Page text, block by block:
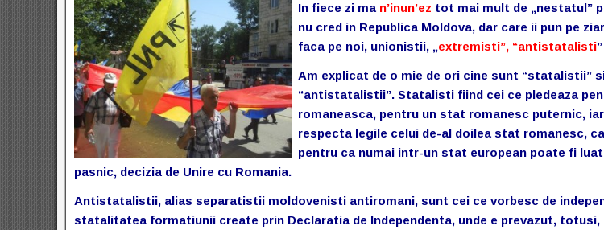
In fiece zi ma n’inun’ez tot mai mult de „nestatul”
nu cred in Republica Moldova, dar care ii pun pe
faca pe noi, unionistii, „extremisti”, “antistatalisti
Am explicat de o mie de ori cine sunt “statalistii”
“antistatalistii”. Statalisti fiind cei ce pledeaza
romaneasca, pentru un stat romanesc puternic,
respecta legile celui de-al doilea stat romanesc,
pentru ca numai intr-un stat european poate fi
pasnic, decizia de Unire cu Romania.
Antistatalistii, alias separatistii moldovenisti antiromani, sunt cei ce vorbesc de
statalitatea formatiunii create prin Declaratia de Independenta, unde e prevazut,